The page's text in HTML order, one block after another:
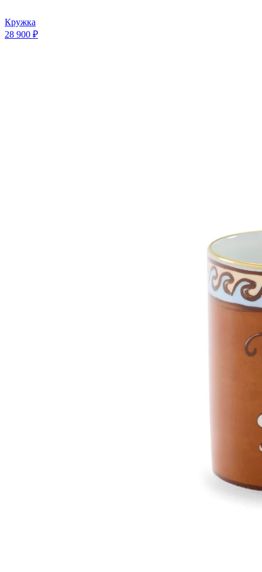
Кружка
28 900 ₽